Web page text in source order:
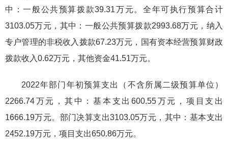
中：一般公共预算拨款39.31万元。全年可执行预算合计
3103.05万元，其中：一般公共预算拨款2993.68万元，纳入
专户管理的非税收入拨款67.23万元，国有资本经营预算财政
拨款收入0.62万元，其他资金41.51万元。
2022年部门年初预算支出（不含所属二级预算单位）
2266.74万元，其中：基本支出600.55万元，项目支出
1666.19万元。部门决算支出3103.05万元，其中：基本支出
2452.19万元，项目支出650.86万元。